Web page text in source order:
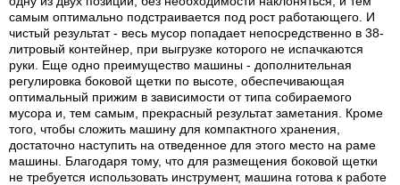
самым оптимально подстраивается под рост работающего. И
чистый результат - весь мусор попадает непосредственно в 38-
литровый контейнер, при выгрузке которого не испачкаются
руки. Еще одно преимущество машины - дополнительная
регулировка боковой щетки по высоте, обеспечивающая
оптимальный прижим в зависимости от типа собираемого
мусора и, тем самым, прекрасный результат заметания. Кроме
того, чтобы сложить машину для компактного хранения,
достаточно наступить на отведенное для этого место на раме
машины. Благодаря тому, что для размещения боковой щетки
не требуется использовать инструмент, машина готова к работе